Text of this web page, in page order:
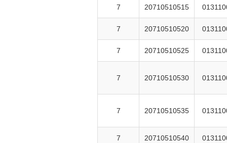
7 20710510515
7 20710510520
7 20710510525
7 20710510530
7 20710510535
7 20710510540